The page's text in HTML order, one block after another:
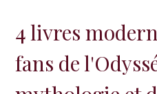
4 livres
fans de